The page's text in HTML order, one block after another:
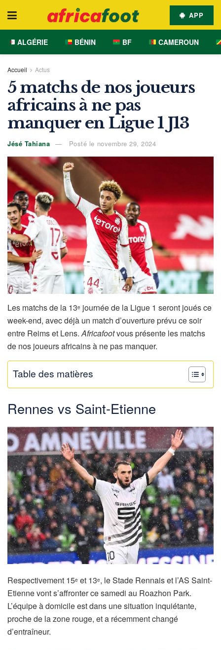
APP
ALGÉRIE BÉNIN BF CAMEROUN
Accueil Actus
5 matchs de nos joueurs
africains à ne pas
manquer en Ligue 1 J13
Jésé Tahiana Posté le novembre 29, 2024
Les matchs de la 13e journée de la Ligue 1 seront joués ce
week-end, avec déjà un match d’ouverture prévu ce soir
entre Reims et Lens.Africafootvous présente les matchs
de nos joueurs africains à ne pas manquer.
Table des matières
Rennes vs Saint-Etienne
Respectivement 15e et 13e, le Stade Rennais et l’AS Saint-
Etienne vont s’affronter ce samedi au Roazhon Park.
L’équipe à domicile est dans une situation inquiétante,
proche de la zone rouge, et a récemment changé
d’entraîneur.